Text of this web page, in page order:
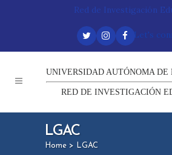
Red de Investigación
Let's
UNIVERSIDAD AUTÓNOMA DE
RED DE INVESTIGACIÓN
LGAC
Home > LGAC